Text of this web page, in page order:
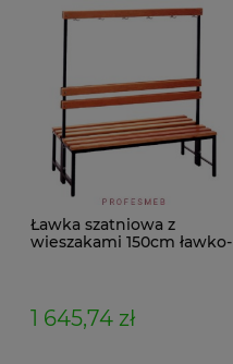
Ławka szatniowa z
wieszakami 150cm ławko-
1 645,74 zł